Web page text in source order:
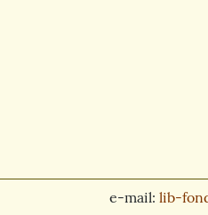
e-mail: lib-